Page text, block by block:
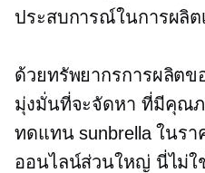
ประสบการณ์ในการผลิต
ด้วยทรัพยากรการผลิตข
มุ่งมั่นที่จะจัดหา ที่มีคุณภ
ทดแทน sunbrella ในร
ออนไลน์ส่วนใหญ่ นี่ไม่